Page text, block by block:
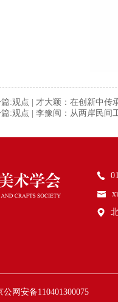
篇:观点 | 才大颖：在创新中传
:观点 | 李豫闽：从两岸民间
公网安备110401300075